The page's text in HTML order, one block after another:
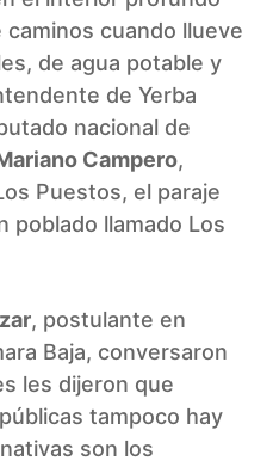
cuando llueve
de agua potable y
de Yerba
nacional de
Campero,
Puestos, el paraje
poblado llamado Los
, postulante en
Baja, conversaron
les dijeron que
tampoco hay
son los